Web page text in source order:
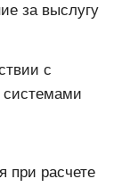
за выслугу
с
при расчете